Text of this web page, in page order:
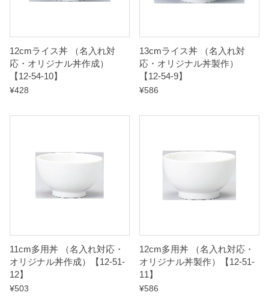
12cmライス丼 （名入れ対
応・オリジナル丼作成）
【12-54-10】
¥428
13cmライス丼 （名入れ対
応・オリジナル丼製作）
【12-54-9】
¥586
11cm多用丼 （名入れ対応・
オリジナル丼作成）【12-51-
12】
¥503
12cm多用丼 （名入れ対応・
オリジナル丼製作）【12-51-
11】
¥586